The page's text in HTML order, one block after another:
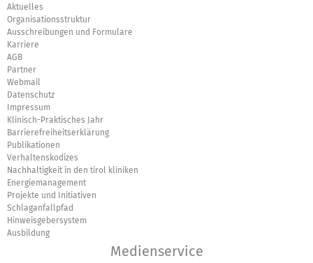
Aktuelles
Organisationsstruktur
Ausschreibungen und Formulare
Karriere
AGB
Partner
Webmail
Datenschutz
Impressum
Klinisch-Praktisches Jahr
Barrierefreiheitserklärung
Publikationen
Verhaltenskodizes
Nachhaltigkeit in den tirol kliniken
Energiemanagement
Projekte und Initiativen
Schlaganfallpfad
Hinweisgebersystem
Ausbildung
Medienservice